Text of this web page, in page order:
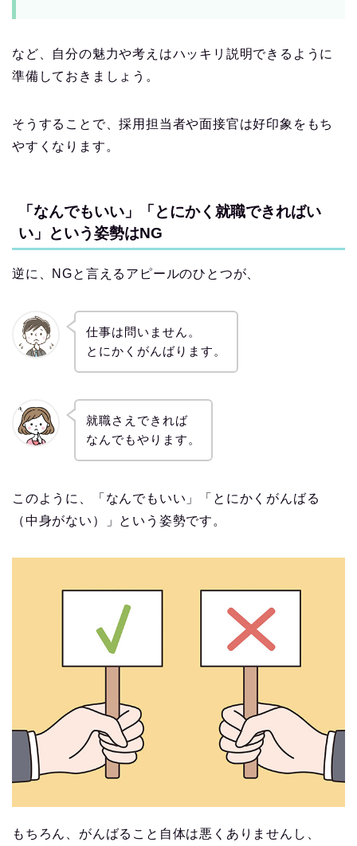
など、自分の魅力や考えはハッキリ説明できるように
準備しておきましょう。
そうすることで、採用担当者や面接官は好印象をもち
やすくなります。
「なんでもいい」「とにかく就職できればい
い」という姿勢はNG
逆に、NGと言えるアピールのひとつが、
仕事は問いません。
とにかくがんばります。
就職さえできれば
なんでもやります。
このように、「なんでもいい」「とにかくがんばる
（中身がない）」という姿勢です。
もちろん、がんばること自体は悪くありませんし、